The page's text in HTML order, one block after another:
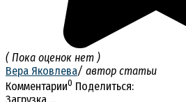
( Пока оценок нет )
Вера Яковлева/ автор статьи
Комментарии0 Поделиться: